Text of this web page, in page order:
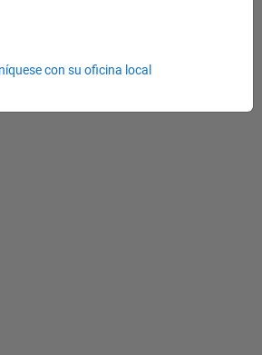
|
Defense Industry Manager
&
con su oficina local